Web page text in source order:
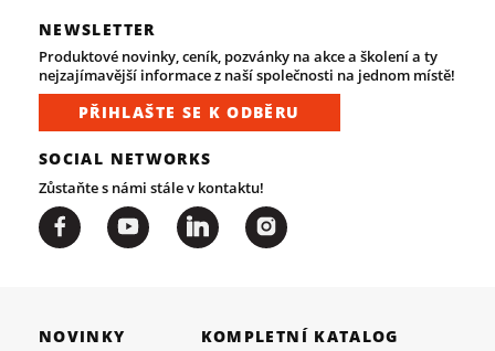
NEWSLETTER
Produktové novinky, ceník, pozvánky na akce a školení a ty
nejzajímavější informace z naší společnosti na jednom místě!
PŘIHLAŠTE SE K ODBĚRU
SOCIAL NETWORKS
Zůstaňte s námi stále v kontaktu!
NOVINKY KOMPLETNÍ KATALOG